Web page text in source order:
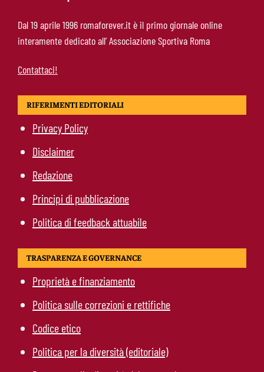
Roma, Gasperini lancia l’allarme dopo il
Brighton: “Ci manca qualcosa. Cessioni?
Chiedete alla società”
Dal 19 aprile 1996 romaforever.it è il primo giornale online
interamente dedicato all’ Associazione Sportiva Roma
Contattaci!
RIFERIMENTI EDITORIALI
Privacy Policy
Disclaimer
Redazione
Principi di pubblicazione
Politica di feedback attuabile
TRASPARENZA E GOVERNANCE
Proprietà e finanziamento
Politica sulle correzioni e rettifiche
Codice etico
Politica per la diversità (editoriale)